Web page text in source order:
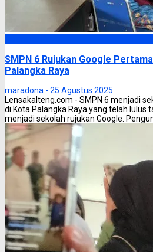
SMPN 6 Rujukan Google
Palangka Raya
maradona - 25 Agustus 2025
Lensakalteng.com - SMPN 6 menjadi
di Kota Palangka Raya yang telah lulus
menjadi sekolah rujukan Google.